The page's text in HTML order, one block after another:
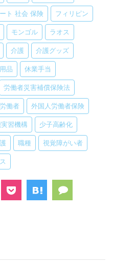
ト 社会 保険 フィリピン
モンゴル ラオス
介護 介護グッズ
品 休業手当
労働者災害補償保険法
働者 外国人労働者保険
習機構 少子高齢化
職種 視覚障がい者